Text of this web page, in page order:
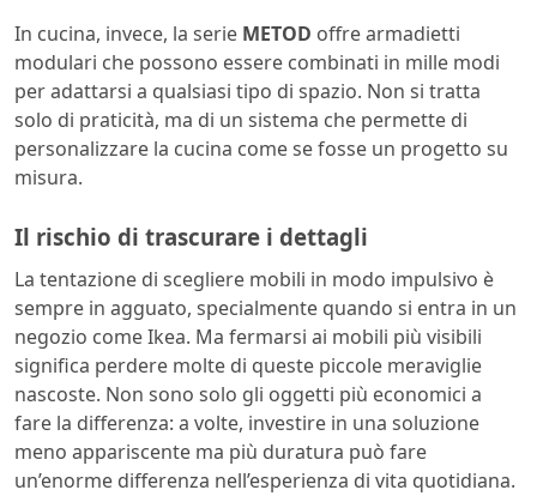
In cucina, invece, la serie METOD offre armadietti
modulari che possono essere combinati in mille modi
per adattarsi a qualsiasi tipo di spazio. Non si tratta
solo di praticità, ma di un sistema che permette di
personalizzare la cucina come se fosse un progetto su
misura.
Il rischio di trascurare i dettagli
La tentazione di scegliere mobili in modo impulsivo è
sempre in agguato, specialmente quando si entra in un
negozio come Ikea. Ma fermarsi ai mobili più visibili
significa perdere molte di queste piccole meraviglie
nascoste. Non sono solo gli oggetti più economici a
fare la differenza: a volte, investire in una soluzione
meno appariscente ma più duratura può fare
un’enorme differenza nell’esperienza di vita quotidiana.